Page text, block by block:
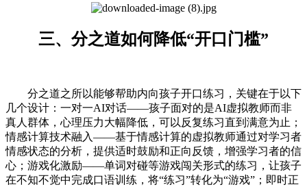
三、分之道如何降低“开口门槛”
分之道之所以能够帮助内向孩子开口练习，关键在于以下
几个设计：一对一AI对话——孩子面对的是AI虚拟教师而非
真人群体，心理压力大幅降低，可以反复练习直到满意为止；
情感计算技术融入——基于情感计算的虚拟教师通过对学习者
情感状态的分析，提供适时鼓励和正向反馈，增强学习者的信
心；游戏化激励——单词对碰等游戏闯关形式的练习，让孩子
在不知不觉中完成口语训练，将“练习”转化为“游戏”；即时正